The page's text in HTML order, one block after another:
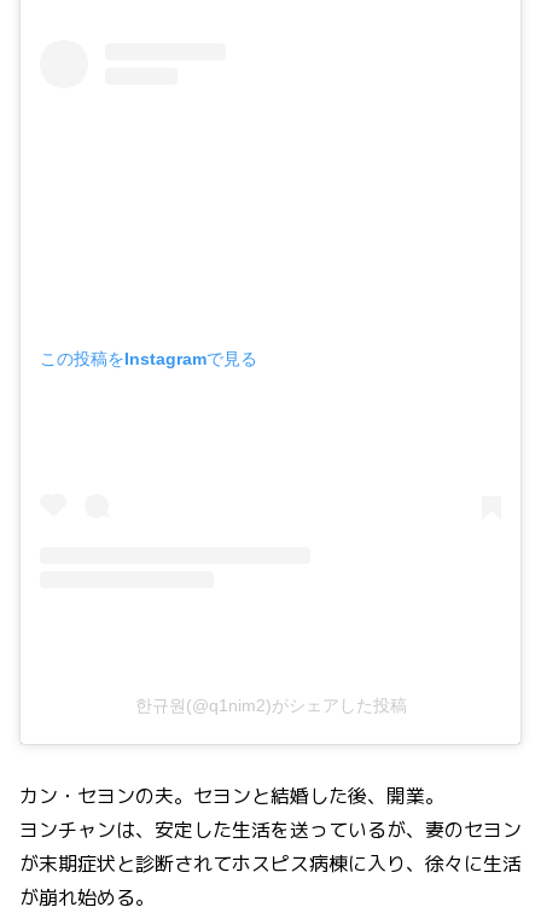
この投稿をInstagramで見る
한규원(@q1nim2)がシェアした投稿
カン・セヨンの夫。セヨンと結婚した後、開業。
ヨンチャンは、安定した生活を送っているが、妻のセヨン
が末期症状と診断されてホスピス病棟に入り、徐々に生活
が崩れ始める。